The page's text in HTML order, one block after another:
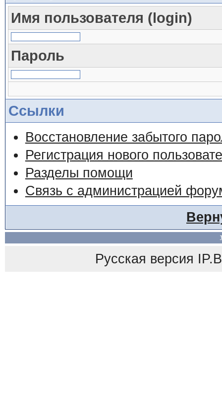
Имя пользователя (login)
Пароль
Ссылки
Восстановление забытого
Регистрация нового
Разделы помощи
Связь с администрацией
Русская версия